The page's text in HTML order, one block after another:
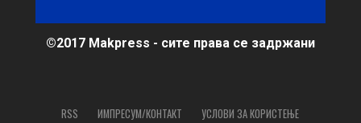
©2017 Makpress - сите права се задржани
RSS ИМПРЕСУМ/КОНТАКТ УСЛОВИ ЗА КОРИСТЕЊЕ